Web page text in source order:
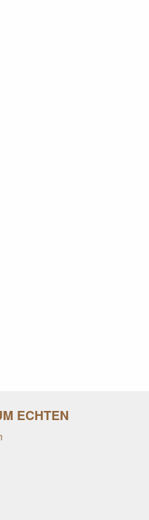
ECHTEN